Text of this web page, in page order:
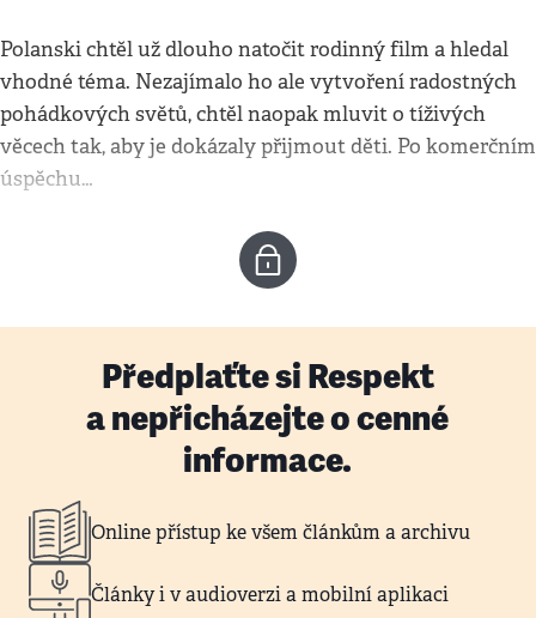
Polanski chtěl už dlouho natočit rodinný film a hledal
vhodné téma. Nezajímalo ho ale vytvoření radostných
pohádkových světů, chtěl naopak mluvit o tíživých
věcech tak, aby je dokázaly přijmout děti. Po komerčním
úspěchu…
Předplaťte si Respekt
a nepřicházejte o cenné
informace.
Online přístup ke všem článkům a archivu
Články i v audioverzi a mobilní aplikaci